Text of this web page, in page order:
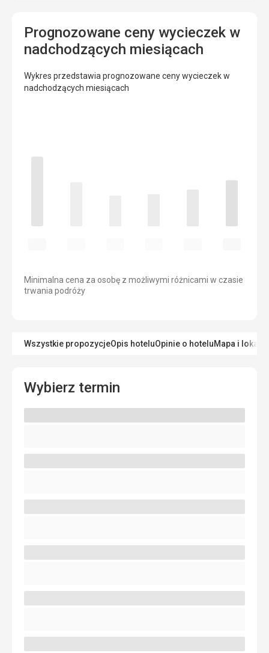
Prognozowane ceny wycieczek w
nadchodzących miesiącach
Wykres przedstawia prognozowane ceny wycieczek w
nadchodzących miesiącach
Minimalna cena za osobę z możliwymi różnicami w czasie
trwania podróży
Wszystkie propozycjeOpis hoteluOpinie o hoteluMapa i
Wybierz termin